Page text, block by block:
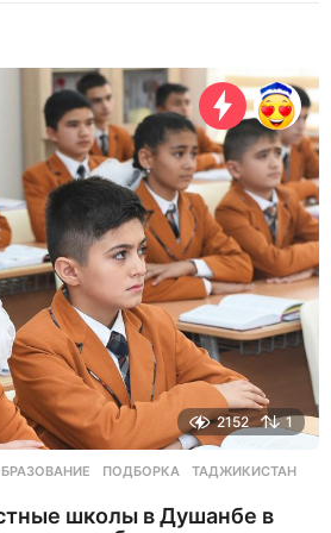
2152 1
,ПОДБОРКА ,ТАДЖИКИСТАН
школы в Душанбе в